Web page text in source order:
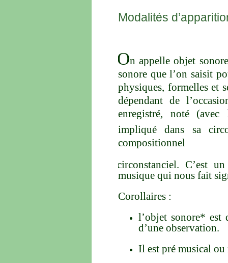
Modalités
On appelle objet
sonore que l’on saisit
physiques, formelles et
dépendant de
enregistré, noté
impliqué dans sa
compositionnel
circonstanciel. C’est
musique qui nous fait
Corollaires :
l’objet sonore* est
d’une observation.
Il est pré musical ou